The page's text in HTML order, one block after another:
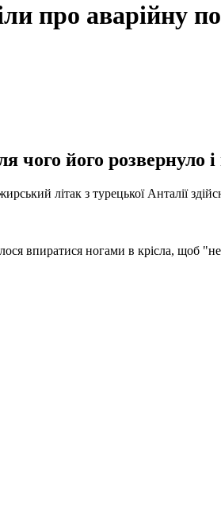
про аварійну
чого його розвернуло
літак з турецької Анталії
впиратися ногами в крісла, щоб